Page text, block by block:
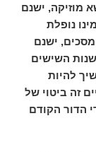
מוזיקה, ישנם
נופלת
ישנם
השישים
להיות
זה ביטוי של
הדור הקודם